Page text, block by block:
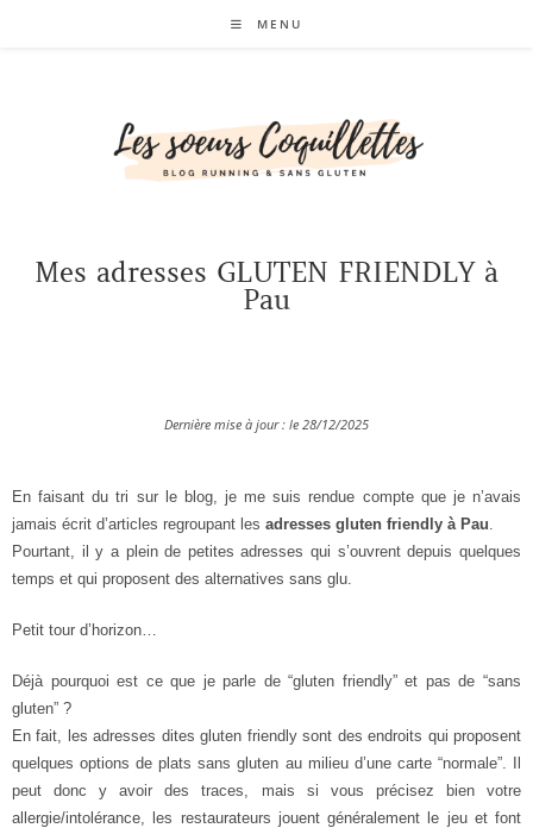
MENU
Mes adresses GLUTEN FRIENDLY à
Pau
Dernière mise à jour : le 28/12/2025
En faisant du tri sur le blog, je me suis rendue compte que je n’avais
jamais écrit d’articles regroupant les adresses gluten friendly à Pau
Pourtant, il y a plein de petites adresses qui s’ouvrent depuis quelques
temps et qui proposent des alternatives sans glu.
Petit tour d’horizon…
Déjà pourquoi est ce que je parle de “gluten friendly” et pas de “sans
gluten” ?
En fait, les adresses dites gluten friendly sont des endroits qui proposent
quelques options de plats sans gluten au milieu d’une carte “normale”. Il
peut donc y avoir des traces, mais si vous précisez bien votre
allergie/intolérance, les restaurateurs jouent généralement le jeu et font